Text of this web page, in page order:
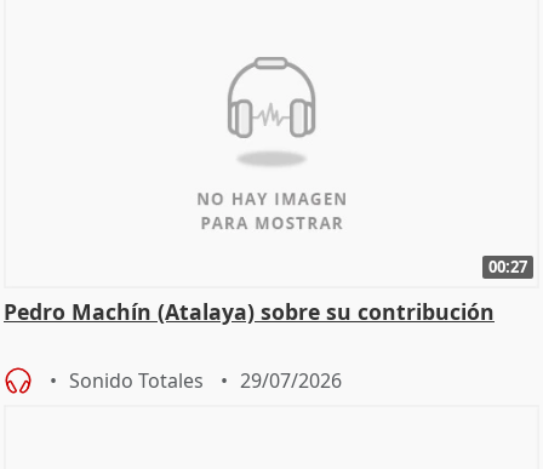
00:27
Pedro Machín (Atalaya) sobre su contribución
Sonido Totales 29/07/2026